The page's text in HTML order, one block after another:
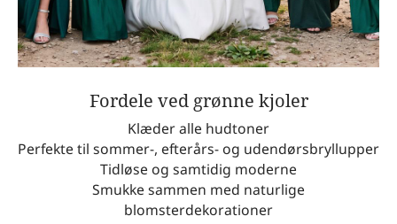
Fordele ved grønne kjoler
Klæder alle hudtoner
Perfekte til sommer-, efterårs- og udendørsbryllupper
Tidløse og samtidig moderne
Smukke sammen med naturlige
blomsterdekorationer